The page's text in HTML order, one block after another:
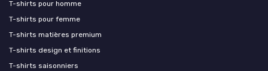
T-shirts pour homme
T-shirts pour femme
T-shirts matières premium
T-shirts design et finitions
T-shirts saisonniers